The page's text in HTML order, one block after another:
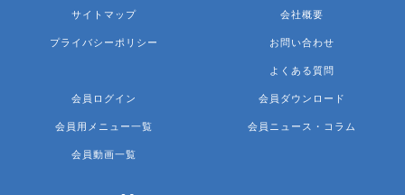
サイトマップ
プライバシーポリシー
会社概要
お問い合わせ
よくある質問
会員ログイン
会員用メニュー一覧
会員動画一覧
会員ダウンロード
会員ニュース・コラム